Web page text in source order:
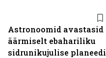
Astronoomid avastasid
äärmiselt ebahariliku
sidrunikujulise planeedi